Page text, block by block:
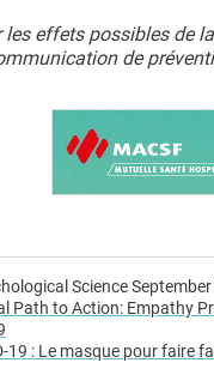
les effets possibles de
de
Science
Path to Action: Empathy
19 : Le masque pour faire